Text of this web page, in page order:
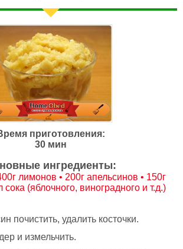
приготовления:
30 мин
ингредиенты:
лимонов • 200г апельсинов • 150г
сока (яблочного, виноградного и т.д.)
почистить, удалить косточки.
и измельчить.